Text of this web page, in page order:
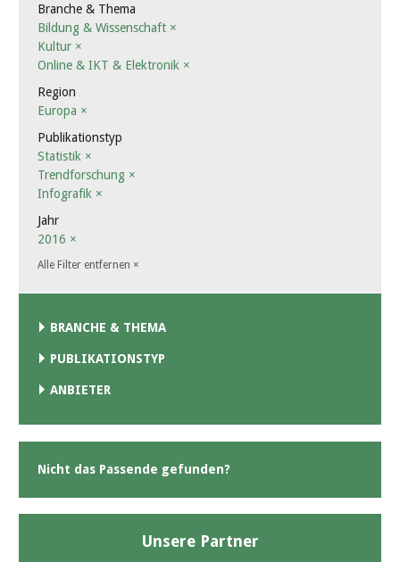
Branche & Thema
Bildung & Wissenschaft ×
Kultur ×
Online & IKT & Elektronik ×
Region
Europa ×
Publikationstyp
Statistik ×
Trendforschung ×
Infografik ×
Jahr
2016 ×
Alle Filter entfernen ×
BRANCHE & THEMA
PUBLIKATIONSTYP
ANBIETER
Nicht das Passende gefunden?
Unsere Partner